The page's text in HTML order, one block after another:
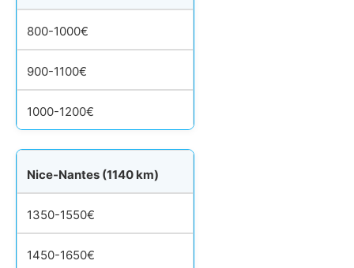
800-1000€
900-1100€
1000-1200€
Nice-Nantes (1140 km)
1350-1550€
1450-1650€